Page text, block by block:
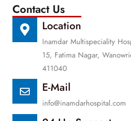
Contact Us
Location
Inamdar Multispeciality
15, Fatima Nagar,
411040
E-Mail
info@inamdarhospital.com